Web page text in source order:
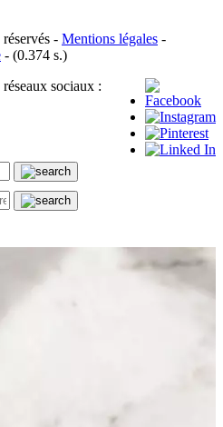
- Mentions légales -
- (0.374 s.)
sociaux :